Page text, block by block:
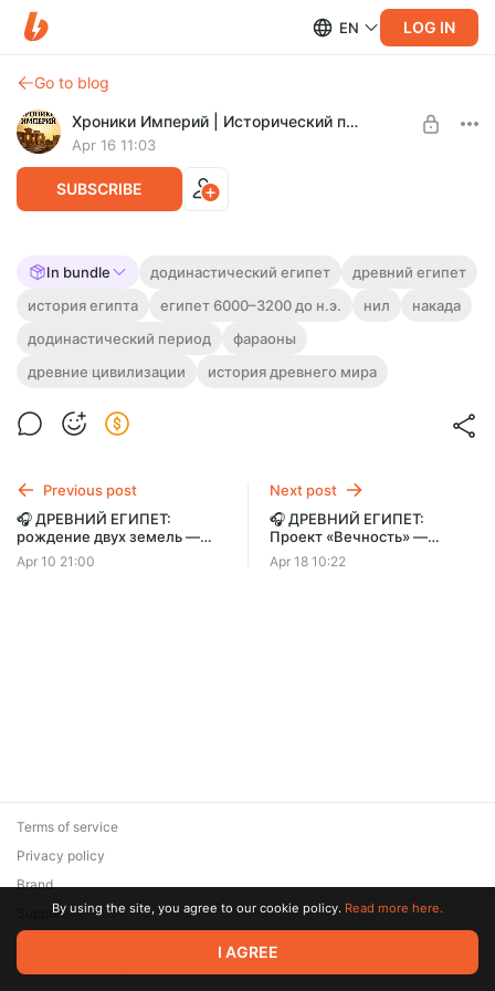
EN LOG IN
Go to blog
Хроники Империй | Исторический подкаст
Apr 16 11:03
SUBSCRIBE
📚 ДОДИНАСТИЧЕСКИЙ ЕГИПЕТ:
Накада, первые поселения и путь к
объединению страны
поселений до появления первых царей? История эпохи до
Level required:
UNLOCK WITH DISCOUNT
In bundle додинастический египет
древний египет
история египта
египет 6000–3200 до н.э. нил
накада
додинастический период
фараоны
древние цивилизации
история древнего мира
Previous post
🎧 ДРЕВНИЙ ЕГИПЕТ:
рождение двух земель —
возникновение государства
и первых династий |
Apr 10 21:00
Next post
🎧 ДРЕВНИЙ ЕГИПЕТ:
Проект «Вечность» —
Имхотеп, Джосер и Великая
пирамида Хуфу | Хроники
Apr 18 10:22
© 2026 Zaya Solutions Limited. All rights reserved. All trademarks
are the property of their respective owners.
Terms of service
Privacy policy
Brand
SupportBy using the site, you agree to our cookie policy. Read more here.
I AGREE